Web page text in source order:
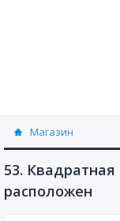
Магазин
Физика, химия
53.
расположен